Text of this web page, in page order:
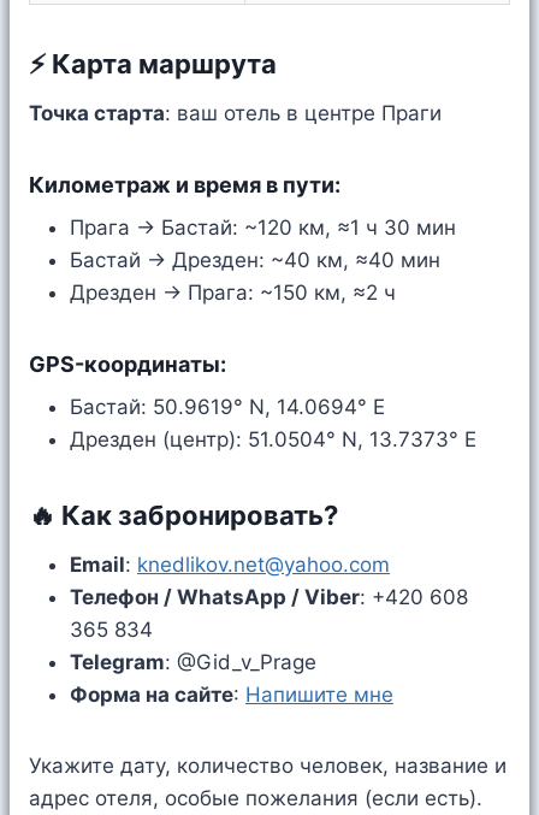
⚡ Карта маршрута
Точка старта: ваш отель в центре Праги
Километраж и время в пути:
Прага → Бастай: ~120 км, ≈1 ч 30 мин
Бастай → Дрезден: ~40 км, ≈40 мин
Дрезден → Прага: ~150 км, ≈2 ч
GPS-координаты:
Бастай: 50.9619° N, 14.0694° E
Дрезден (центр): 51.0504° N, 13.7373° E
🔥 Как забронировать?
Email: knedlikov.net@yahoo.com
Телефон / WhatsApp / Viber: +420 608
365 834
Telegram: @Gid_v_Prage
Форма на сайте: Напишите мне
Укажите дату, количество человек, название и
адрес отеля, особые пожелания (если есть).